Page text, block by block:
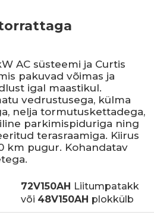
AC süsteemi ja Curtis
pakuvad võimas ja
igal maastikul.
vedrustusega, külma
nelja tormutuskettadega,
parkimispiduriga ning
terasraamiga. Kiirus
km pugur. Kohandatav
72V150AH Liitumpatakk
või 48V150AH plokkülb